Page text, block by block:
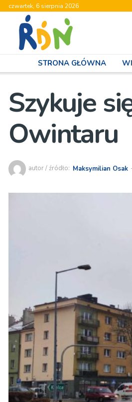
czwartek, 6 sierpnia 2026
STRONA GŁÓWNA
Szykuje
Owintaru
autor / źródło: Maksymilian Osak